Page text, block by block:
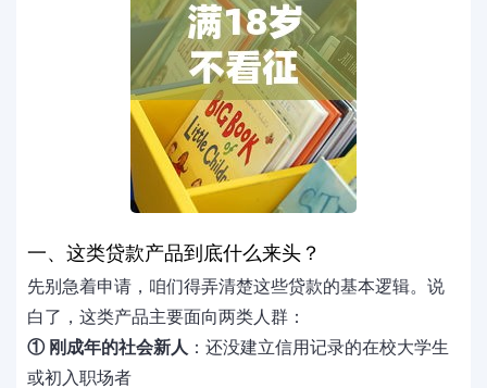
一、这类贷款产品到底什么来头？
先别急着申请，咱们得弄清楚这些贷款的基本逻辑。说
白了，这类产品主要面向两类人群：
① 刚成年的社会新人 ：还没建立信用记录的在校大学生
或初入职场者